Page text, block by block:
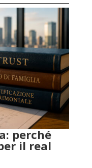
perché
il real